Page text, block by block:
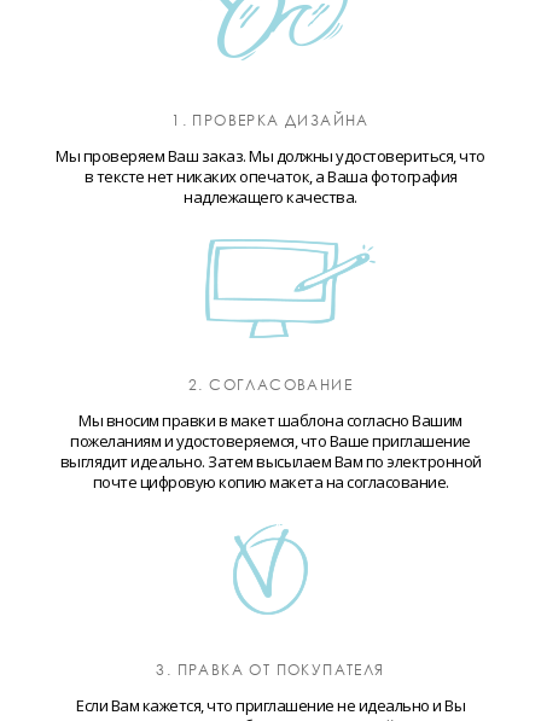
1. ПРОВЕРКА ДИЗАЙНА
Мы проверяем Ваш заказ. Мы должны удостовериться, что
в тексте нет никаких опечаток, а Ваша фотография
надлежащего качества.
2. СОГЛАСОВАНИЕ
Мы вносим правки в макет шаблона согласно Вашим
пожеланиям и удостоверяемся, что Ваше приглашение
выглядит идеально. Затем высылаем Вам по электронной
почте цифровую копию макета на согласование.
3. ПРАВКА ОТ ПОКУПАТЕЛЯ
Если Вам кажется, что приглашение не идеально и Вы